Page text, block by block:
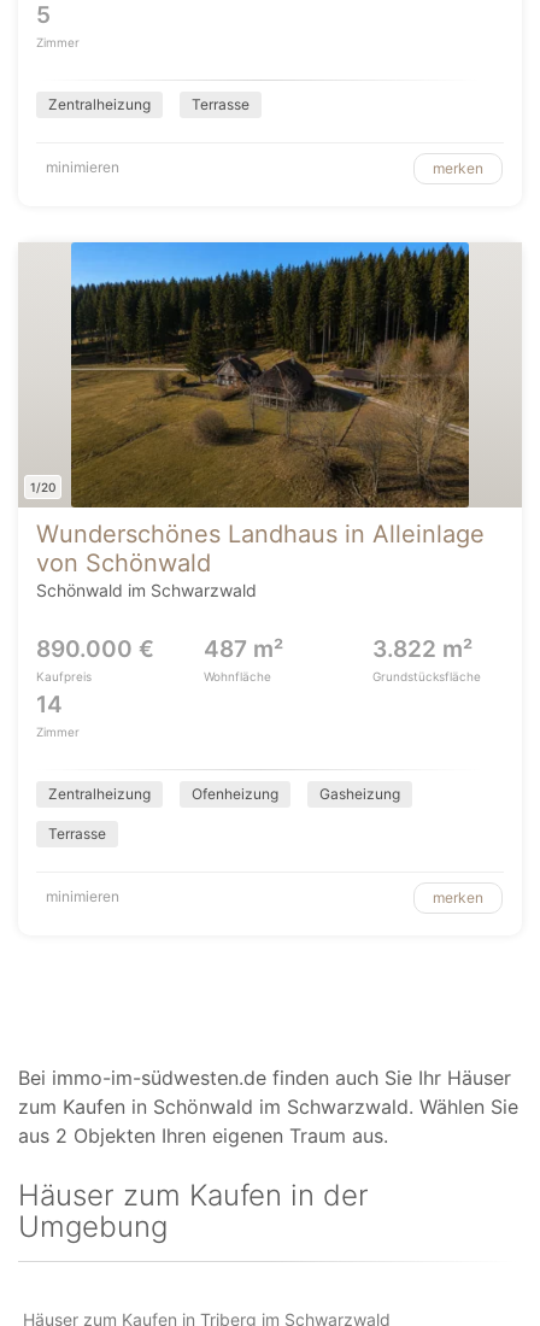
5
Zimmer
Zentralheizung Terrasse
minimieren merken
1/20
Wunderschönes Landhaus in Alleinlage
von Schönwald
Schönwald im Schwarzwald
890.000 €
Kaufpreis
487 m²
Wohnfläche
3.822 m²
Grundstücksfläche
14
Zimmer
Zentralheizung Ofenheizung Gasheizung
Terrasse
minimieren merken
Bei immo-im-südwesten.de finden auch Sie Ihr Häuser
zum Kaufen in Schönwald im Schwarzwald. Wählen Sie
aus 2 Objekten Ihren eigenen Traum aus.
Häuser zum Kaufen in der
Umgebung
Häuser zum Kaufen in Triberg im Schwarzwald